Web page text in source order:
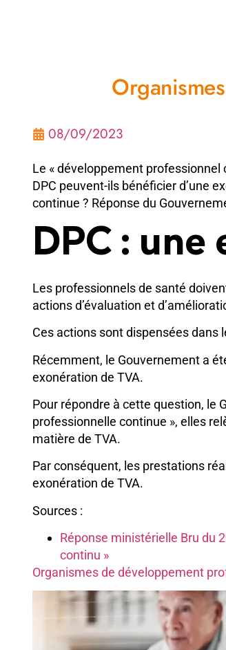
08/09/2023
Le « développement
DPC peuvent-ils bénéficier d’une
continue ? Réponse du
DPC :
Les professionnels de santé
actions d’évaluation et
Ces actions sont dispensées dans
Récemment, le Gouvernement a
exonération de TVA.
Pour répondre à cette question, le
professionnelle continue », elles
matière de TVA.
Par conséquent, les prestations
exonération de TVA.
Sources :
Réponse ministérielle Bru du
continu »
Organismes de développement